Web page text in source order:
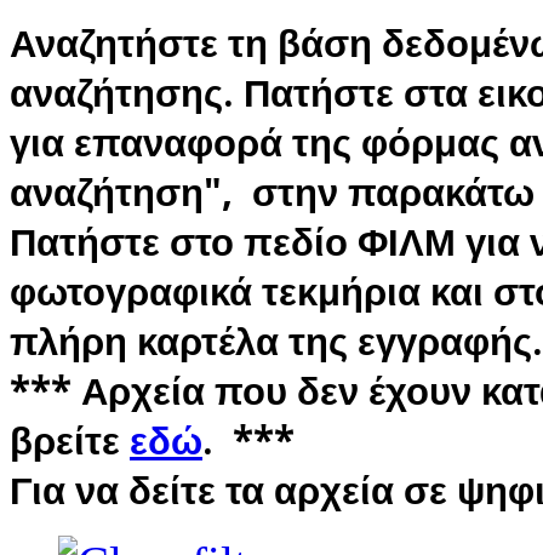
Αναζητήστε τη βάση
αναζήτησης. Πατήστε στα
για επαναφορά της φόρμας
αναζήτηση", στην
Πατήστε στο πεδίο ΦΙΛΜ για
φωτογραφικά τεκμήρια και
πλήρη καρτέλα της εγγραφής.
*** Αρχεία που δεν έχουν
βρείτε εδώ. ***
Για να δείτε τα αρχεία σε